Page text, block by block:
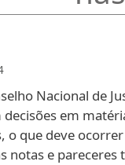
Nacional de
em
o que deve
notas e